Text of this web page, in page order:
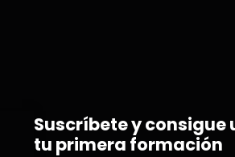
Suscríbete y consigue
tu primera formación